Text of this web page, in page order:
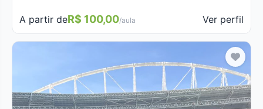
A partir deR$ 100,00/aula Ver perfil